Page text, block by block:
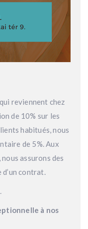
reviennent chez
de 10% sur les
habitués, nous
de 5%. Aux
assurons des
d’un contrat.
à nos